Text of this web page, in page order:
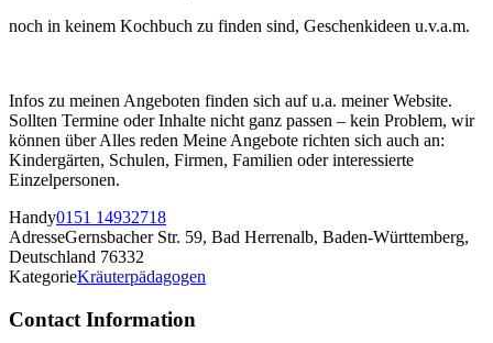
noch in keinem Kochbuch zu finden sind, Geschenkideen u.v.a.m.
Infos zu meinen Angeboten finden sich auf u.a. meiner Website.
Sollten Termine oder Inhalte nicht ganz passen – kein Problem, wir
können über Alles reden Meine Angebote richten sich auch an:
Kindergärten, Schulen, Firmen, Familien oder interessierte
Einzelpersonen.
Handy0151 14932718
AdresseGernsbacher Str. 59, Bad Herrenalb, Baden-Württemberg,
Deutschland 76332
KategorieKräuterpädagogen
Contact Information